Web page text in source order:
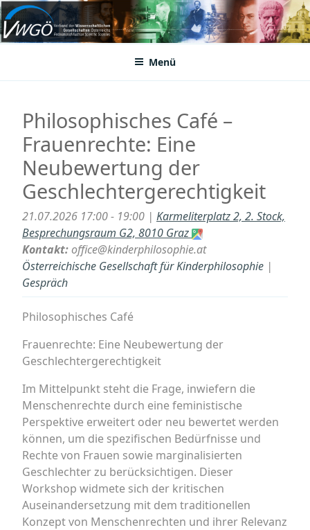
Zum
Inhalt
springenVWGÖ
Federation of Austrian Scientific Societies
Menü
Philosophisches Café –
Frauenrechte: Eine
Neubewertung der
Geschlechtergerechtigkeit
21.07.2026 17:00 - 19:00 | Karmeliterplatz 2, 2. Stock,
Besprechungsraum G2, 8010 Graz
Kontakt:office@kinderphilosophie.at
Österreichische Gesellschaft für Kinderphilosophie |
Gespräch
Philosophisches Café
Frauenrechte: Eine Neubewertung der
Geschlechtergerechtigkeit
Im Mittelpunkt steht die Frage, inwiefern die
Menschenrechte durch eine feministische
Perspektive erweitert oder neu bewertet werden
können, um die spezifischen Bedürfnisse und
Rechte von Frauen sowie marginalisierten
Geschlechter zu berücksichtigen. Dieser
Workshop widmete sich der kritischen
Auseinandersetzung mit dem traditionellen
Konzept von Menschenrechten und ihrer Relevanz